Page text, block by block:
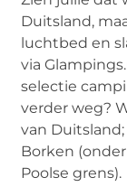
Duitsland,
luchtbed en
via
selectie
verder weg?
van
Borken
Poolse grens).